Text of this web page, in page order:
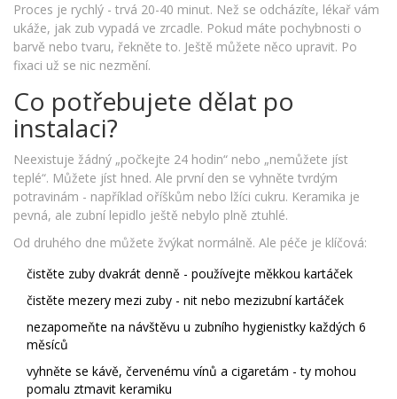
Proces je rychlý - trvá 20-40 minut. Než se odcházíte, lékař vám
ukáže, jak zub vypadá ve zrcadle. Pokud máte pochybnosti o
barvě nebo tvaru, řekněte to. Ještě můžete něco upravit. Po
fixaci už se nic nezmění.
Co potřebujete dělat po
instalaci?
Neexistuje žádný „počkejte 24 hodin“ nebo „nemůžete jíst
teplé“. Můžete jíst hned. Ale první den se vyhněte tvrdým
potravinám - například oříškům nebo lžíci cukru. Keramika je
pevná, ale zubní lepidlo ještě nebylo plně ztuhlé.
Od druhého dne můžete žvýkat normálně. Ale péče je klíčová:
čistěte zuby dvakrát denně - používejte měkkou kartáček
čistěte mezery mezi zuby - nit nebo mezizubní kartáček
nezapomeňte na návštěvu u zubního hygienistky každých 6
měsíců
vyhněte se kávě, červenému vínů a cigaretám - ty mohou
pomalu ztmavit keramiku